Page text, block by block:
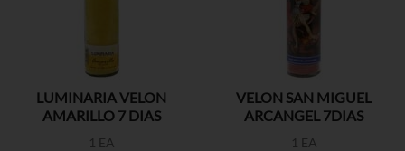
LUMINARIA VELON
AMARILLO 7 DIAS
1 EA
VELON SAN MIGUEL
ARCANGEL 7DIAS
1 EA